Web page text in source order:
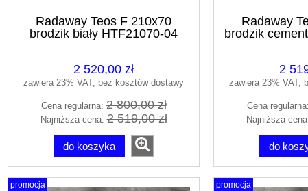
Radaway Teos F 210x70
brodzik biały HTF21070-04
2 520,00 zł
zawiera 23% VAT, bez kosztów dostawy
Cena regularna:2 800,00 zł
Najniższa cena:2 519,00 zł
do koszyka
Radaway
brodzik
2
zawiera 23% VAT,
Cena
Najniższa
do
promocja promocja